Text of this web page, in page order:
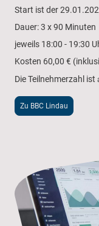
Start ist der
Dauer: 3 x 90 Minuten
jeweils 18:00 - 19:30
Kosten 60,00 €
Die Teilnehmerzahl ist
Zu BBC Lindau